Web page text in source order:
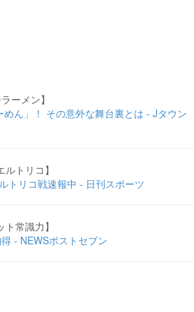
ーメン】
ん」！ その意外な舞台裏とは - Jタウン
トリコ】
トリコ戦速報中 - 日刊スポーツ
常識力】
- NEWSポストセブン